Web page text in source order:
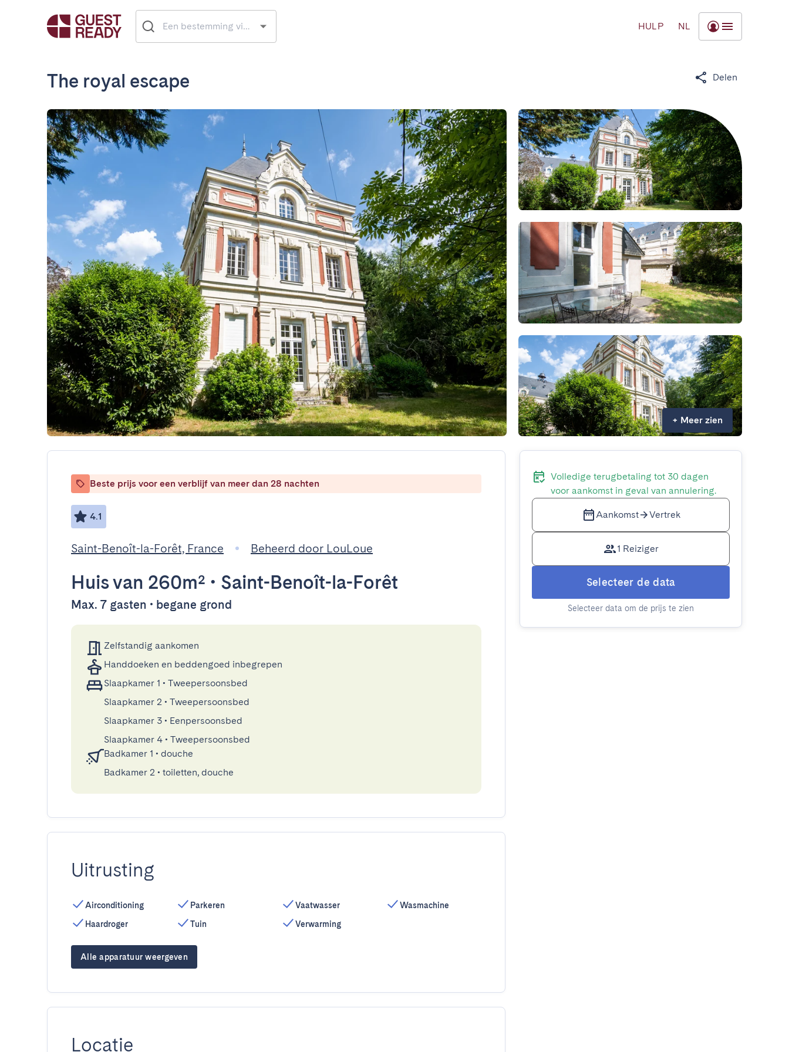
HULP NL
The royal escape Delen
+ Meer zien
Beste prijs voor een verblijf van meer dan 28 nachten
4.1
Saint-Benoît-la-Forêt, France Beheerd door LouLoue
Huisvan 260m² • Saint-Benoît-la-Forêt
Max. 7 gasten • begane grond
Zelfstandig aankomen
Handdoeken en beddengoed inbegrepen
Slaapkamer 1 • Tweepersoonsbed
Slaapkamer 2 • Tweepersoonsbed
Slaapkamer 3 • Eenpersoonsbed
Slaapkamer 4 • Tweepersoonsbed
Badkamer 1 • douche
Badkamer 2 • toiletten, douche
Uitrusting
Airconditioning
Haardroger
Parkeren
Tuin
Vaatwasser
Verwarming
Wasmachine
Alle apparatuur weergeven
Locatie
Volledige terugbetaling tot 30 dagen
voor aankomst in geval van annulering.
Aankomst Vertrek
1 Reiziger
Selecteer de data
Selecteer data om de prijs te zien